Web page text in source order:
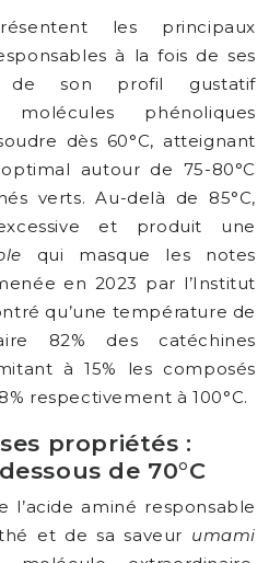
les principaux
à la fois de ses
de son profil gustatif
molécules phénoliques
dès 60°C, atteignant
autour de 75-80°C
verts. Au-delà de 85°C,
et produit une
qui masque les notes
en 2023 par l’Institut
qu’une température de
82% des catéchines
à 15% les composés
respectivement à 100°C.
propriétés :
de 70°C
l’acide aminé responsable
et de sa saveur umami